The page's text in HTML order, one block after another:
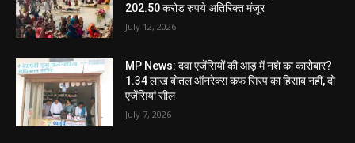
202.50 करोड़ रुपये अतिरिक्त मंजूर
July 12, 2026
MP News: दवा एजेंसियों की आड़ में नशे का कारोबार?
1.34 लाख बोतल ऑनरेक्स कफ सिरप का हिसाब नहीं, दो
एजेंसियां सील
July 7, 2026